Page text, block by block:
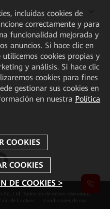
Ltd. Todos los derechos reservados.
de Cookies Condiciones de uso
incluidas cookies de
correctamente y para
funcionalidad mejorada y
anuncios. Si hace clic en
cookies propias y
y análisis. Si hace clic
cookies para fines
gestionar sus cookies en
en nuestra Política
DE COOKIES >